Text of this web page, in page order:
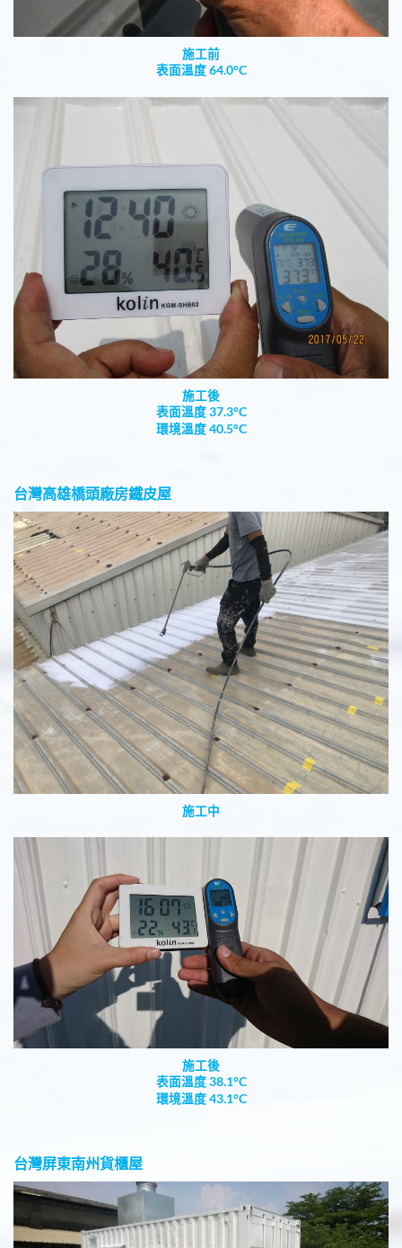
施工前
表面溫度 64.0°C
施工後
表面溫度 37.3°C
環境溫度 40.5°C
台灣高雄橋頭廠房鐵皮屋
施工中
施工後
表面溫度 38.1°C
環境溫度 43.1°C
台灣屏東南州貨櫃屋